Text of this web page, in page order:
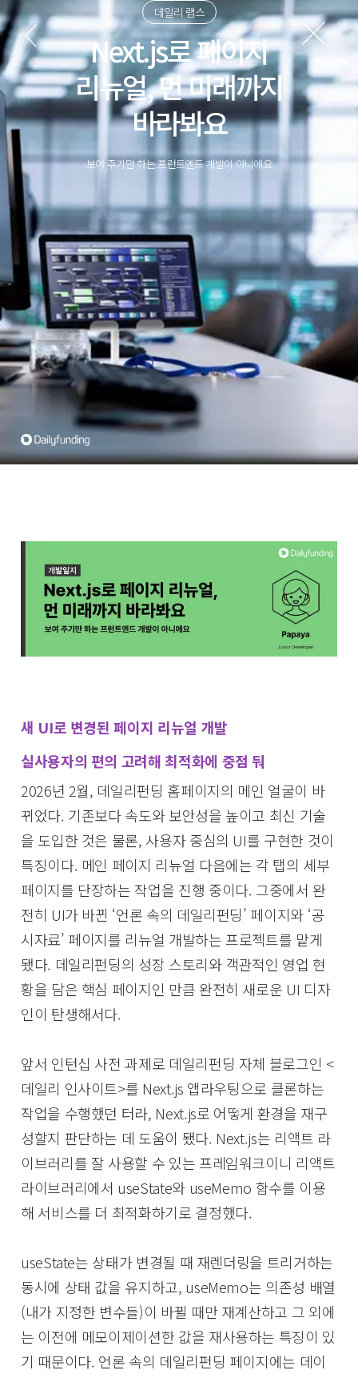
데일리 랩스
Next.js로 페이지
리뉴얼, 먼 미래까지
바라봐요
보여 주기만 하는 프런트엔드 개발이 아니에요
새 UI로 변경된 페이지 리뉴얼 개발
실사용자의 편의 고려해 최적화에 중점 둬
2026년 2월, 데일리펀딩 홈페이지의 메인 얼굴이 바
뀌었다. 기존보다 속도와 보안성을 높이고 최신 기술
을 도입한 것은 물론, 사용자 중심의 UI를 구현한 것이
특징이다. 메인 페이지 리뉴얼 다음에는 각 탭의 세부
페이지를 단장하는 작업을 진행 중이다. 그중에서 완
전히 UI가 바뀐 ‘언론 속의 데일리펀딩’ 페이지와 ‘공
시자료’ 페이지를 리뉴얼 개발하는 프로젝트를 맡게
됐다. 데일리펀딩의 성장 스토리와 객관적인 영업 현
황을 담은 핵심 페이지인 만큼 완전히 새로운 UI 디자
인이 탄생해서다.
앞서 인턴십 사전 과제로 데일리펀딩 자체 블로그인 <
데일리 인사이트>를 Next.js 앱라우팅으로 클론하는
작업을 수행했던 터라, Next.js로 어떻게 환경을 재구
성할지 판단하는 데 도움이 됐다. Next.js는 리액트 라
이브러리를 잘 사용할 수 있는 프레임워크이니 리액트
라이브러리에서 useState와 useMemo 함수를 이용
해 서비스를 더 최적화하기로 결정했다.
useState는 상태가 변경될 때 재렌더링을 트리거하는
동시에 상태 값을 유지하고, useMemo는 의존성 배열
(내가 지정한 변수들)이 바뀔 때만 재계산하고 그 외에
는 이전에 메모이제이션한 값을 재사용하는 특징이 있
기 때문이다. 언론 속의 데일리펀딩 페이지에는 데이